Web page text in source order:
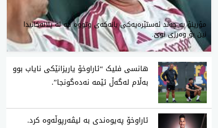
‌مۆرینۆ بە چەند ئەستێرەیەکی یانەکەی وتووە کە لە پلانەکانیدا
نین بۆ وەرزی نوێ.
‌هانسی فلیک “ئاراوخۆ یاریزانێکی نایاب بوو
بەڵام لەگەڵ ئێمە نەدەگونجا”.
‌ئاراوخۆ پەیوەندی بە لیڤەرپوڵەوە کرد.